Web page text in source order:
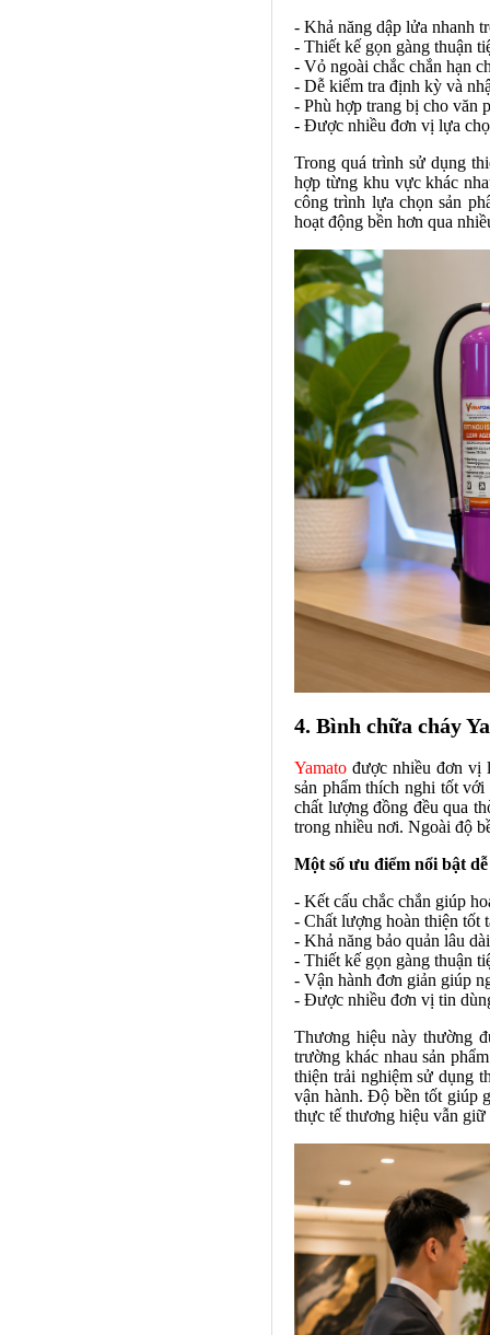
- Khả năng dập lửa nhanh
- Thiết kế gọn gàng thuận
- Vỏ ngoài chắc chắn hạn
- Dễ kiểm tra định kỳ và
- Phù hợp trang bị cho văn
- Được nhiều đơn vị lựa
Trong quá trình sử dụng
hợp từng khu vực khác
công trình lựa chọn sản
hoạt động bền hơn qua
4. Bình chữa cháy
Yamato được nhiều đơn vị
sản phẩm thích nghi tốt
chất lượng đồng đều qua
trong nhiều nơi. Ngoài độ
Một số ưu điểm nổi bật
- Kết cấu chắc chắn giúp
- Chất lượng hoàn thiện tốt
- Khả năng bảo quản lâu
- Thiết kế gọn gàng thuận
- Vận hành đơn giản giúp
- Được nhiều đơn vị tin
Thương hiệu này thường
trường khác nhau sản
thiện trải nghiệm sử dụng
vận hành. Độ bền tốt giúp
thực tế thương hiệu vẫn